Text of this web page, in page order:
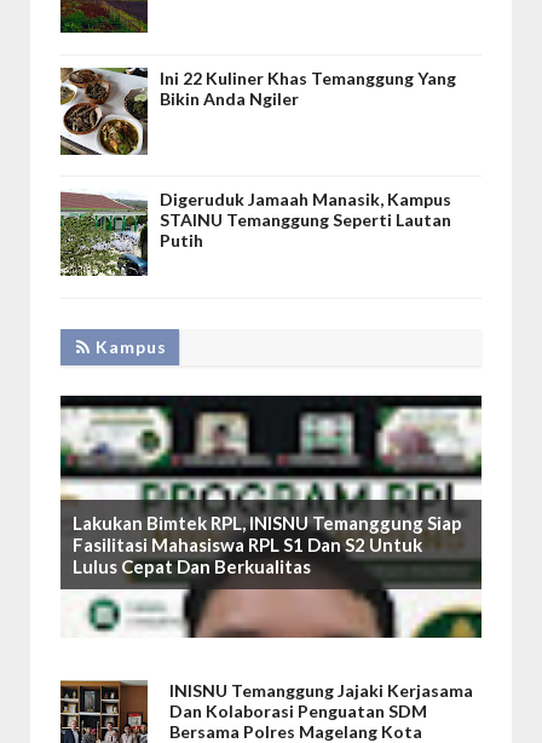
Ini 22 Kuliner Khas Temanggung Yang
Bikin Anda Ngiler
Digeruduk Jamaah Manasik, Kampus
STAINU Temanggung Seperti Lautan
Putih
Kampus
Lakukan Bimtek RPL, INISNU Temanggung Siap
Fasilitasi Mahasiswa RPL S1 Dan S2 Untuk
Lulus Cepat Dan Berkualitas
INISNU Temanggung Jajaki Kerjasama
Dan Kolaborasi Penguatan SDM
Bersama Polres Magelang Kota